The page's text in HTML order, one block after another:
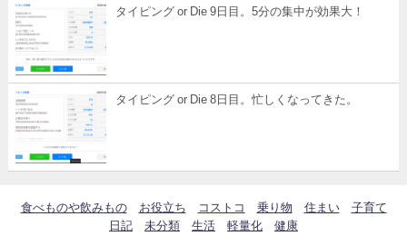
タイピング or Die 9日目。5分の集中が効果大！
タイピング or Die 8日目。忙しくなってきた。
食べものや飲みもの お役立ち コストコ 乗り物 住まい
子育て
日記
未分類 生活 軽量化 健康